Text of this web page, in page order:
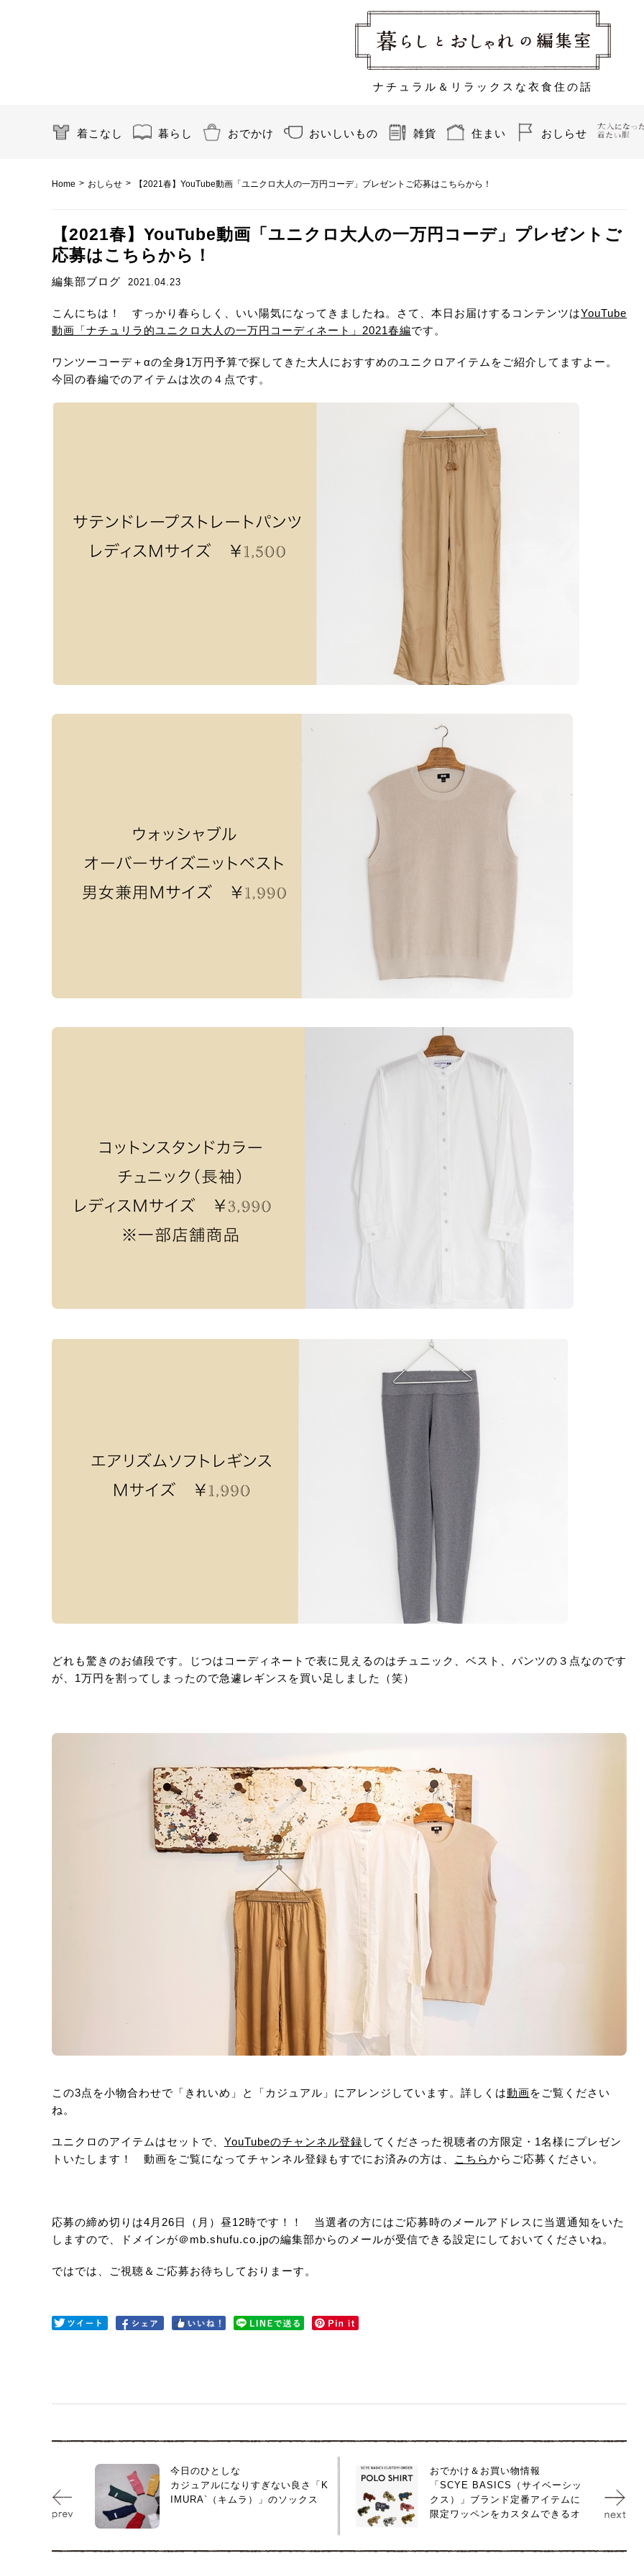
ナチュラル＆リラックスな衣食住の話
着こなし 暮らし おでかけ おいしいもの 雑貨 住まい おしらせ
Home > おしらせ > 【2021春】YouTube動画「ユニクロ大人の一万円コーデ」プレゼントご応募はこちらから！
【2021春】YouTube動画「ユニクロ大人の一万円コーデ」プレゼントご
応募はこちらから！
編集部ブログ 2021.04.23
こんにちは！ すっかり春らしく、いい陽気になってきましたね。さて、本日お届けするコンテンツはYouTube
動画「ナチュリラ的ユニクロ大人の一万円コーディネート」2021春編です。
ワンツーコーデ＋αの全身1万円予算で探してきた大人におすすめのユニクロアイテムをご紹介してますよー。
今回の春編でのアイテムは次の４点です。
どれも驚きのお値段です。じつはコーディネートで表に見えるのはチュニック、ベスト、パンツの３点なのです
が、1万円を割ってしまったので急遽レギンスを買い足しました（笑）
この3点を小物合わせで「きれいめ」と「カジュアル」にアレンジしています。詳しくは動画をご覧ください
ね。
ユニクロのアイテムはセットで、 YouTubeのチャンネル登録 してくださった視聴者の方限定・1名様にプレゼン
トいたします！ 動画をご覧になってチャンネル登録もすでにお済みの方は、
こちらからご応募ください。
応募の締め切りは4月26日（月）昼12時です！！ 当選者の方にはご応募時のメールアドレスに当選通知をいた
しますので、ドメインが＠mb.shufu.co.jpの編集部からのメールが受信できる設定にしておいてくださいね。
ではでは、ご視聴＆ご応募お待ちしておりまーす。
今日のひとしな
カジュアルになりすぎない良さ「K
IMURA`（キムラ）」のソックス
おでかけ＆お買い物情報
「SCYE BASICS（サイベーシッ
クス）」ブランド定番アイテムに
限定ワッペンをカスタムできるオ